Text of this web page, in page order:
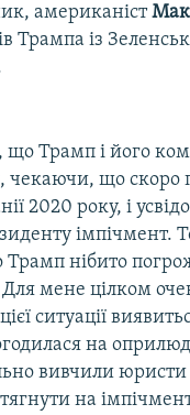
американіст
Трампа із
Трамп і його
чекаючи, що скоро
2020 року, і
імпічмент.
нібито
мене цілком
ситуації
на
вивчили
на